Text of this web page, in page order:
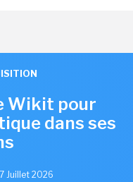
Wikit pour
dans ses
Juillet 2026